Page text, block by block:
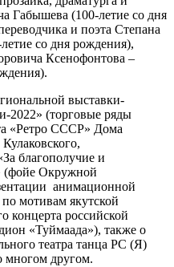
Габышева (100-летие со дня
и поэта Степана
со дня рождения),
Ксенофонтова –
выставки-
2022» (торговые ряды
«Ретро СССР» Дома
благополучие и
(фойе Окружной
анимационной
мотивам якутской
концерта российской
«Туймаада»), также о
театра танца РС (Я)
другом.